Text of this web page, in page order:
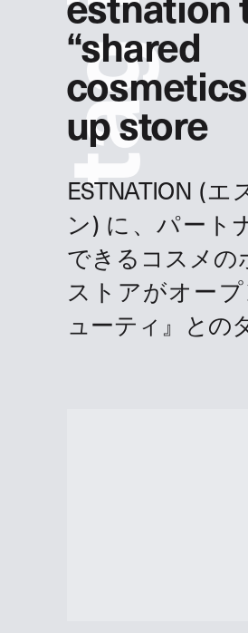
t
a
g
“shared
up store